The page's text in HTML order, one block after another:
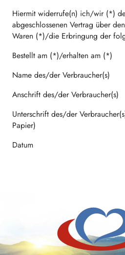
Hiermit widerrufe(n) ich/wir (*)
abgeschlossenen Vertrag über
Waren (*)/die Erbringung der
Bestellt am (*)/erhalten am (*)
Name des/der Verbraucher(s)
Anschrift des/der Verbraucher(s)
Unterschrift des/der
Papier)
Datum